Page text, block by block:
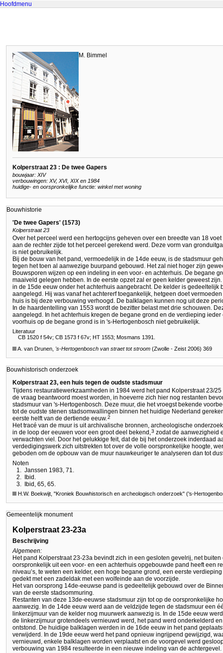
Hoofdmenu
M. Bimmel
Kolperstraat 23 : De twee Gapers
bouwjaar: XIV
verbouwingen: XV, XVI, XIX en 1984
huidige- en oorspronkelijke functie: winkel met woning
Bouwhistorie
'De twee Gapers' (1573)
Kolperstraat 23
Over het perceel werd een hertogcijns geheven over een breedte van 18
aan de rechter zijde tot het perceel gerekend werd. Deze vorm van
is niet gebruikelijk.
Bij de bouw van het pand, vermoedelijk in de 14de eeuw, is de stadsmuur
tegen het toen al aanwezige buurpand gebouwd. Het zal niet hoger zijn
Bouwsporen wijzen op een indeling in een voor- en achterhuis. De begane
maaiveld gelegen hebben. In de eerste opzet zal er geen kelder geweest
in de 15de eeuw onder het achterhuis aangebracht. De kelder is gedeeltelijk
aangelegd. Hij was vanaf het achtererf toegankelijk, hetgeen doet
huis is bij deze verbouwing verhoogd. De balklagen kunnen nog uit deze
In de haardentelling van 1553 wordt de bezitter belast met drie schouwen.
aangelegd. In het achterhuis kregen de begane grond en de verdieping
voorhuis op de begane grond is in 's-Hertogenbosch niet gebruikelijk.
Literatuur
CB 1520 f 54v; CB 1573 f 67v; HT 1553; Mosmans 1391.
A. van Drunen, 's-Hertogenbosch van straet tot stroom (Zwolle - Zeist 2006) 369
Bouwhistorisch onderzoek
Kolperstraat 23, een huis tegen de oudste stadsmuur
Tijdens restauratiewerkzaamheden in 1984 werd het pand Kolperstraat 23/
de vraag beantwoord moest worden, in hoeverre zich hier nog restanten
stadsmuur van 's-Hertogenbosch. Deze muur, die het vroegst bekende
tot de oudste stenen stadsomwallingen binnen het huidige Nederland
eerste helft van de dertiende eeuw.2
Het tracé van de muur is uit archivalische bronnen, archeologische
in de loop der eeuwen voor een groot deel bekend,3 zodat de aanwezigheid
verwachten viel. Door het gelukkige feit, dat de bij het onderzoek inderdaad
verdedigingswerk zich uitstrekten tot over de volle oorspronkelijke hoogte,
geboden om de opbouw van de muur nauwkeuriger te analyseren dan tot
Noten
1. Janssen 1983, 71.
2.
Ibid.
3.
Ibid, 65, 65.
H.W. Boekwijt, "Kroniek Bouwhistorisch en archeologisch onderzoek" ('s-
Gemeentelijk monument
Kolperstraat 23-23a
Beschrijving
Algemeen:
Het pand Kolperstraat 23-23a bevindt zich in een gesloten gevelrij, net
oorspronkelijk uit een voor- en een achterhuis opgebouwde pand heeft een
niveau’s, te weten een kelder, een hoge begane grond, een eerste
gedekt met een zadeldak met een wolfeinde aan de voorzijde.
Het van oorsprong 14de-eeuwse pand is gedeeltelijk gebouwd over de
van de eerste stadsommuring.
Restanten van deze 13de-eeuwse stadsmuur zijn tot op de oorspronkelijke
aanwezig. In de 14de eeuw werd aan de veldzijde tegen de stadsmuur een
linkerzijmuur van de kelder nog muurwerk aanwezig is. In de 15de eeuw
de linkerzijmuur grotendeels vernieuwd werd, het pand werd onderkelderd
ontstond. De huidige balklagen werden in de 16de eeuw in het pand
verwijderd. In de 19de eeuw werd het pand opnieuw ingrijpend gewijzigd,
vernieuwd, enkele balklagen worden verplaatst en de voorgevel werd
verbouwing van 1984 resulteerde in een nieuwe indeling van de achtergevel.